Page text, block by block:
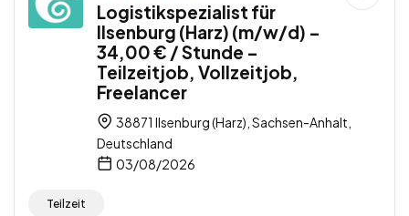
Logistikspezialist für
Ilsenburg (Harz) (m/w/d) –
34,00 € / Stunde –
Teilzeitjob, Vollzeitjob,
Freelancer
38871 Ilsenburg (Harz), Sachsen-Anhalt,
Deutschland
03/08/2026
Teilzeit